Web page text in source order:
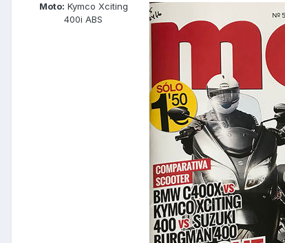
Moto: Kymco Xciting
400i ABS